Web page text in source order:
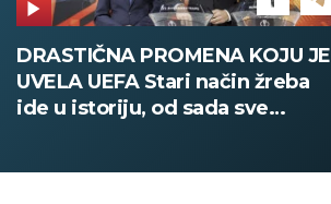
POŽAR U VRTIĆU NA VOŽDOVCU
Deca i zaposleni evakuisani